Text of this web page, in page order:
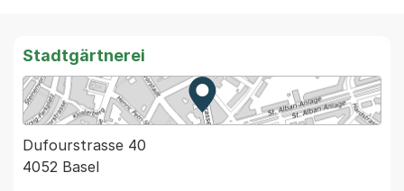
Stadtgärtnerei
Zur Karte von MapBS.
Externer Link, wird in einem
Dufourstrasse 40
4052 Basel